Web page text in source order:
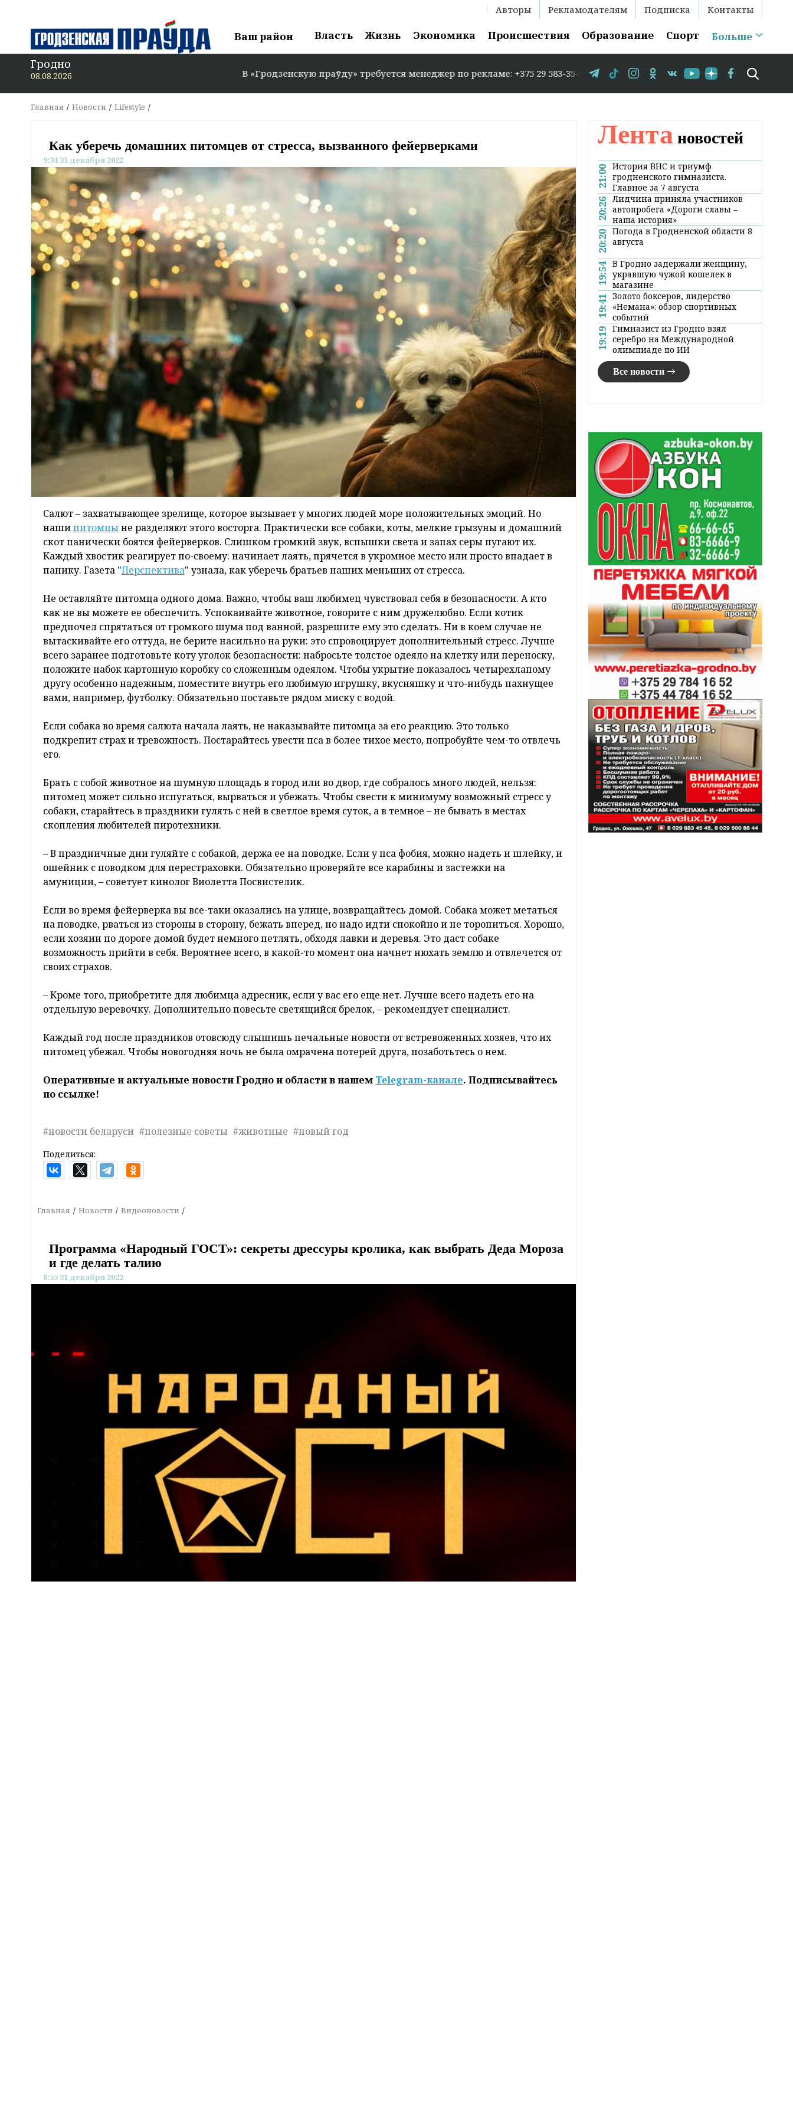
Авторы Рекламодателям Подписка Контакты
Ваш район Власть Жизнь Экономика Происшествия Образование Спорт Больше
Гродно
08.08.2026 В «Гродзенскую праўду» требуется менеджер по рекламе: +375 29 583-35-86 // В Гродно временно закрывается движение по
Главная Новости Lifestyle
Как уберечь домашних питомцев от стресса, вызванного фейерверками
9:34 31 декабря 2022
Салют – захватывающее зрелище, которое вызывает у многих людей море положительных эмоций. Но
нашипитомцыне разделяют этого восторга. Практически все собаки, коты, мелкие грызуны и домашний
скот панически боятся фейерверков. Слишком громкий звук, вспышки света и запах серы пугают их.
Каждый хвостик реагирует по-своему: начинает лаять, прячется в укромное место или просто впадает в
панику. Газета "Перспектива" узнала, как уберечь братьев наших меньших от стресса.
Не оставляйте питомца одного дома. Важно, чтобы ваш любимец чувствовал себя в безопасности. А кто
как не вы можете ее обеспечить. Успокаивайте животное, говорите с ним дружелюбно. Если котик
предпочел спрятаться от громкого шума под ванной, разрешите ему это сделать. Ни в коем случае не
вытаскивайте его оттуда, не берите насильно на руки: это спровоцирует дополнительный стресс. Лучше
всего заранее подготовьте коту уголок безопасности: набросьте толстое одеяло на клетку или переноску,
положите набок картонную коробку со сложенным одеялом. Чтобы укрытие показалось четырехлапому
другу особенно надежным, поместите внутрь его любимую игрушку, вкусняшку и что-нибудь пахнущее
вами, например, футболку. Обязательно поставьте рядом миску с водой.
Если собака во время салюта начала лаять, не наказывайте питомца за его реакцию. Это только
подкрепит страх и тревожность. Постарайтесь увести пса в более тихое место, попробуйте чем-то отвлечь
его.
Брать с собой животное на шумную площадь в город или во двор, где собралось много людей, нельзя:
питомец может сильно испугаться, вырваться и убежать. Чтобы свести к минимуму возможный стресс у
собаки, старайтесь в праздники гулять с ней в светлое время суток, а в темное – не бывать в местах
скопления любителей пиротехники.
– В праздничные дни гуляйте с собакой, держа ее на поводке. Если у пса фобия, можно надеть и шлейку, и
ошейник с поводком для перестраховки. Обязательно проверяйте все карабины и застежки на
амуниции, – советует кинолог Виолетта Посвистелик.
Если во время фейерверка вы все-таки оказались на улице, возвращайтесь домой. Собака может метаться
на поводке, рваться из стороны в сторону, бежать вперед, но надо идти спокойно и не торопиться. Хорошо,
если хозяин по дороге домой будет немного петлять, обходя лавки и деревья. Это даст собаке
возможность прийти в себя. Вероятнее всего, в какой-то момент она начнет нюхать землю и отвлечется от
своих страхов.
– Кроме того, приобретите для любимца адресник, если у вас его еще нет. Лучше всего надеть его на
отдельную веревочку. Дополнительно повесьте светящийся брелок, – рекомендует специалист.
Каждый год после праздников отовсюду слышишь печальные новости от встревоженных хозяев, что их
питомец убежал. Чтобы новогодняя ночь не была омрачена потерей друга, позаботьтесь о нем.
Оперативные и актуальные новости Гродно и области в нашем Telegram-канале. Подписывайтесь
по ссылке!
#новости беларуси #полезные советы #животные #новый год
Поделиться:
Главная Новости Видеоновости
Программа «Народный ГОСТ»: секреты дрессуры кролика, как выбрать Деда Мороза
и где делать талию
8:55 31 декабря 2022
Лента новостей
21:00 История ВНС и триумф
гродненского гимназиста.
Главное за 7 августа
20:26 Лидчина приняла участников
автопробега «Дороги славы –
наша история»
20:20 Погода в Гродненской области 8
августа
19:54 В Гродно задержали женщину,
укравшую чужой кошелек в
магазине
19:41 Золото боксеров, лидерство
«Немана»: обзор спортивных
событий
19:19 Гимназист из Гродно взял
серебро на Международной
олимпиаде по ИИ
Все новости